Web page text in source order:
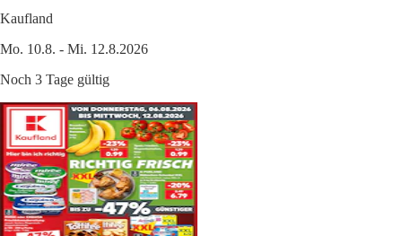
Kaufland
Mo. 10.8. - Mi. 12.8.2026
Noch 3 Tage gültig